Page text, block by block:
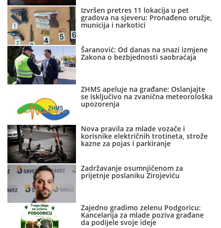
Izvršen pretres 11 lokacija u pet
gradova na sjeveru: Pronađeno oružje,
municija i narkotici
Šaranović: Od danas na snazi izmjene
Zakona o bezbjednosti saobraćaja
ZHMS apeluje na građane: Oslanjajte
se isključivo na zvanična meteorološka
upozorenja
Nova pravila za mlade vozače i
korisnike električnih trotineta, strože
kazne za pojas i parkiranje
Zadržavanje osumnjičenom za
prijetnje poslaniku Zirojeviću
Zajedno gradimo zelenu Podgoricu:
Kancelarija za mlade poziva građane
da podijele svoje ideje